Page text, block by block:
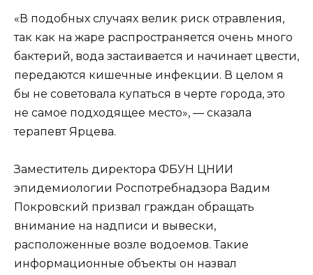
«В подобных случаях велик риск отравления,
так как на жаре распространяется очень много
бактерий, вода застаивается и начинает цвести,
передаются кишечные инфекции. В целом я
бы не советовала купаться в черте города, это
не самое подходящее место», — сказала
терапевт Ярцева.
Заместитель директора ФБУН ЦНИИ
эпидемиологии Роспотребнадзора Вадим
Покровский призвал граждан обращать
внимание на надписи и вывески,
расположенные возле водоемов. Такие
информационные объекты он назвал